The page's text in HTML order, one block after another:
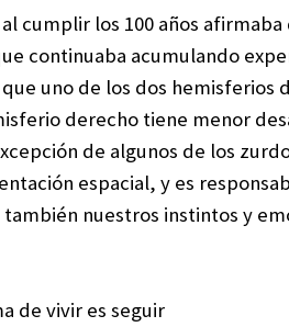
cumplir los 100 años
continuaba acumulando
uno de los dos
derecho tiene menor
de algunos de los
espacial, y es
nuestros instintos y
de vivir es seguir